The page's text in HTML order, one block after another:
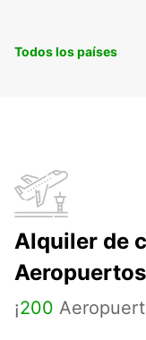
Todos los países
Alquiler de
Aeropuertos
¡200